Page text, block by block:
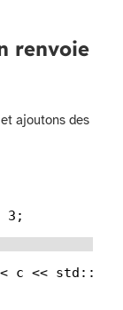
renvoie
ajoutons des
3;
c <<